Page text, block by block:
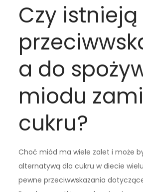
Czy istnieją
a do
miodu
cukru?
Choć miód ma wiele zalet i może
alternatywą dla cukru w diecie
pewne przeciwwskazania